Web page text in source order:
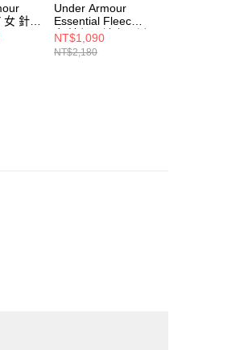
針織
001
Under Armour
Essential Fleece
女 連帽長袖套頭衫
1373033-011
NT$1,090
NT$2,180